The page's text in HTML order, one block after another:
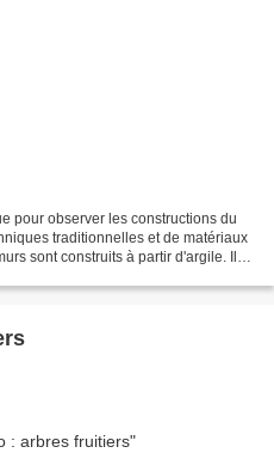
pour observer les constructions du
traditionnelles et de matériaux
sont construits à partir d'argile. Il